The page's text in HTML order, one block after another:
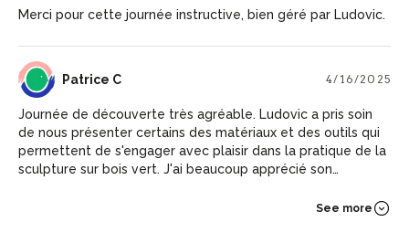
Merci pour cette journée instructive, bien géré par Ludovic.
PC Patrice C 4/16/2025
Journée de découverte très agréable. Ludovic a pris soin
de nous présenter certains des matériaux et des outils qui
permettent de s'engager avec plaisir dans la pratique de la
sculpture sur bois vert. J'ai beaucoup apprécié son
permettent d'être efficace sans se fatiguer inutilement et
See more